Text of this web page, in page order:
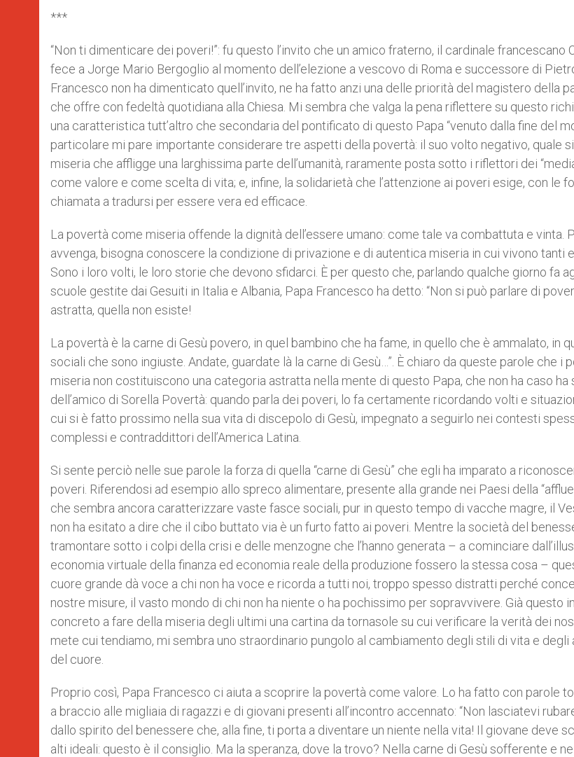
***
“Non ti dimenticare dei poveri!”: fu questo l’invito che un amico fraterno, il cardinale francescano
fece a Jorge Mario Bergoglio al momento dell’elezione a vescovo di Roma e successore di
Francesco non ha dimenticato quell’invito, ne ha fatto anzi una delle priorità del magistero della
che offre con fedeltà quotidiana alla Chiesa. Mi sembra che valga la pena riflettere su questo
una caratteristica tutt’altro che secondaria del pontificato di questo Papa “venuto dalla fine del
particolare mi pare importante considerare tre aspetti della povertà: il suo volto negativo, quale
miseria che affligge una larghissima parte dell’umanità, raramente posta sotto i riflettori dei
come valore e come scelta di vita; e, infine, la solidarietà che l’attenzione ai poveri esige, con le
chiamata a tradursi per essere vera ed efficace.
La povertà come miseria offende la dignità dell’essere umano: come tale va combattuta e vinta.
avvenga, bisogna conoscere la condizione di privazione e di autentica miseria in cui vivono tanti
Sono i loro volti, le loro storie che devono sfidarci. È per questo che, parlando qualche giorno fa
scuole gestite dai Gesuiti in Italia e Albania, Papa Francesco ha detto: “Non si può parlare di
astratta, quella non esiste!
La povertà è la carne di Gesù povero, in quel bambino che ha fame, in quello che è ammalato, in
sociali che sono ingiuste. Andate, guardate là la carne di Gesù…”. È chiaro da queste parole che i
miseria non costituiscono una categoria astratta nella mente di questo Papa, che non ha caso ha
dell’amico di Sorella Povertà: quando parla dei poveri, lo fa certamente ricordando volti e
cui si è fatto prossimo nella sua vita di discepolo di Gesù, impegnato a seguirlo nei contesti
complessi e contraddittori dell’America Latina.
Si sente perciò nelle sue parole la forza di quella “carne di Gesù” che egli ha imparato a
poveri. Riferendosi ad esempio allo spreco alimentare, presente alla grande nei Paesi della
che sembra ancora caratterizzare vaste fasce sociali, pur in questo tempo di vacche magre, il
non ha esitato a dire che il cibo buttato via è un furto fatto ai poveri. Mentre la società del
tramontare sotto i colpi della crisi e delle menzogne che l’hanno generata – a cominciare
economia virtuale della finanza ed economia reale della produzione fossero la stessa cosa –
cuore grande dà voce a chi non ha voce e ricorda a tutti noi, troppo spesso distratti perché
nostre misure, il vasto mondo di chi non ha niente o ha pochissimo per sopravvivere. Già questo
concreto a fare della miseria degli ultimi una cartina da tornasole su cui verificare la verità dei
mete cui tendiamo, mi sembra uno straordinario pungolo al cambiamento degli stili di vita e
del cuore.
Proprio così, Papa Francesco ci aiuta a scoprire la povertà come valore. Lo ha fatto con parole
a braccio alle migliaia di ragazzi e di giovani presenti all’incontro accennato: “Non lasciatevi
dallo spirito del benessere che, alla fine, ti porta a diventare un niente nella vita! Il giovane deve
alti ideali: questo è il consiglio. Ma la speranza, dove la trovo? Nella carne di Gesù sofferente e